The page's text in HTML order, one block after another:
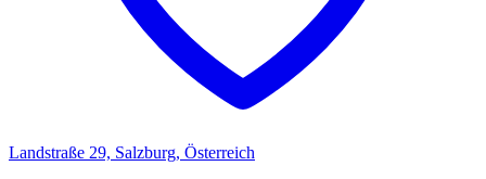
Landstraße 29, Salzburg, Österreich